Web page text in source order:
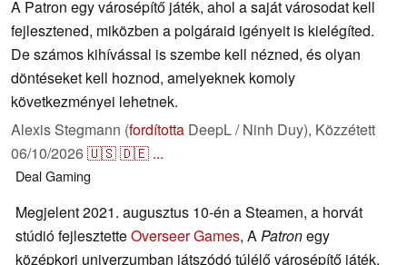
A Patron egy városépítő játék, ahol a saját városodat kell
fejlesztened, miközben a polgáraid igényeit is kielégíted.
De számos kihívással is szembe kell nézned, és olyan
döntéseket kell hoznod, amelyeknek komoly
következményei lehetnek.
Alexis Stegmann (fordította DeepL / Ninh Duy), Közzétett
06/10/2026🇺🇸🇩🇪 ...
DealGaming
Megjelent 2021. augusztus 10-én a Steamen, a horvát
stúdió fejlesztetteOverseer Games, APatronegy
középkori univerzumban játszódó túlélő városépítő játék,